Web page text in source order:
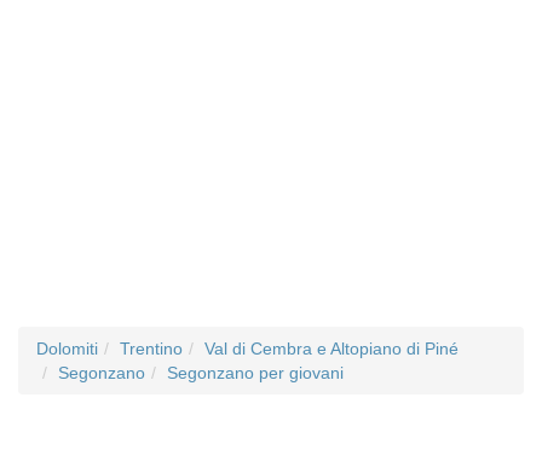
Dolomiti Trentino
Val di Cembra e Altopiano di Piné
Segonzano
Segonzano per giovani